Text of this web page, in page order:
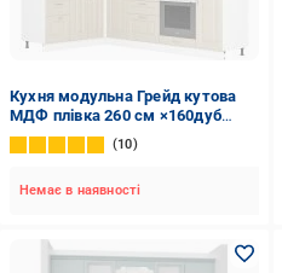
Кухня модульна Грейд кутова
МДФ плівка 260 см ×160дуб
цинамон/білий
10
Немає в наявності